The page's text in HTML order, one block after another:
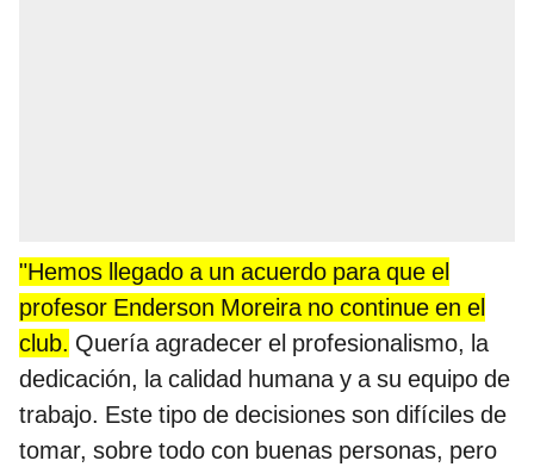
"Hemos llegado a un acuerdo para que el
profesor Enderson Moreira no continue en el
club. Quería agradecer el profesionalismo, la
dedicación, la calidad humana y a su equipo de
trabajo. Este tipo de decisiones son difíciles de
tomar, sobre todo con buenas personas, pero